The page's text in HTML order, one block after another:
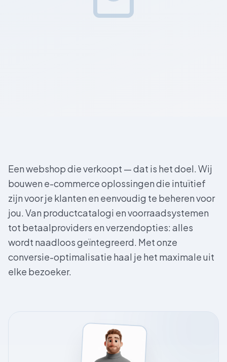
Een webshop die verkoopt — dat is het doel. Wij
bouwen e-commerce oplossingen die intuïtief
zijn voor je klanten en eenvoudig te beheren voor
jou. Van productcatalogi en voorraadsystemen
tot betaalproviders en verzendopties: alles
wordt naadloos geïntegreerd. Met onze
conversie-optimalisatie haal je het maximale uit
elke bezoeker.